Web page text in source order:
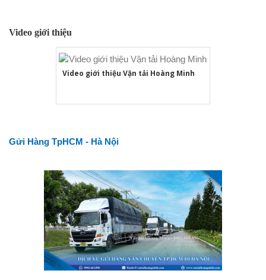
Video giới thiệu
Video giới thiệu Vận tải Hoàng Minh
Gửi Hàng TpHCM - Hà Nội